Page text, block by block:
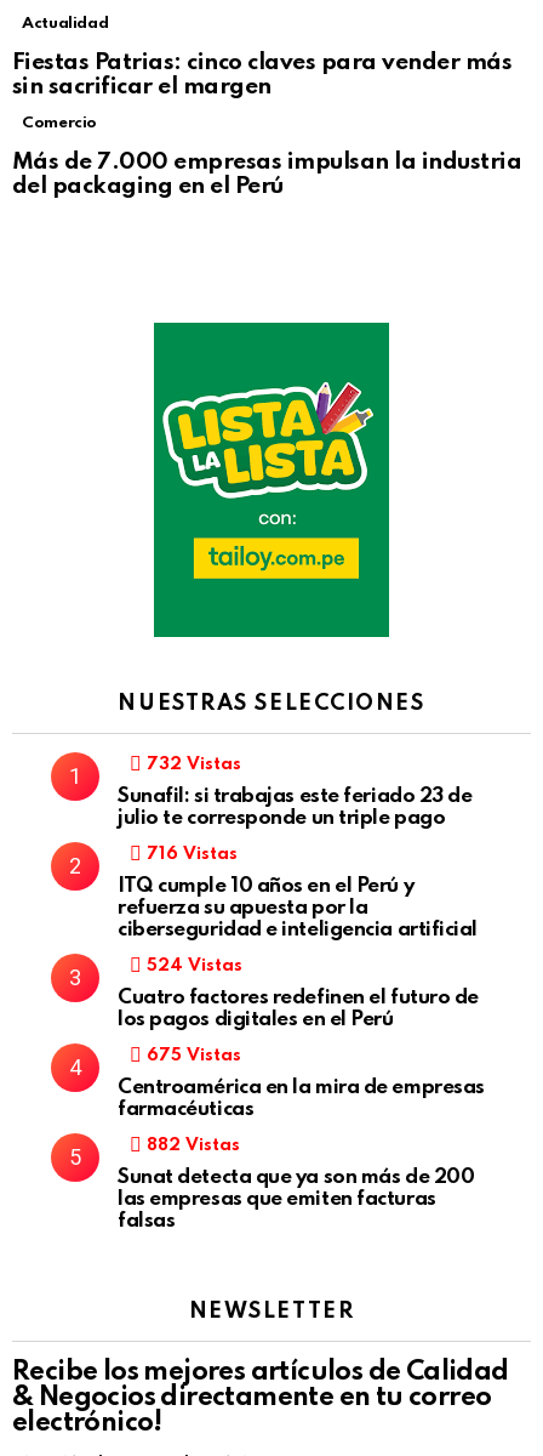
Actualidad
Fiestas Patrias: cinco claves para vender más
sin sacrificar el margen
Comercio
Más de 7.000 empresas impulsan la industria
del packaging en el Perú
NUESTRAS SELECCIONES
732 Vistas
Sunafil: si trabajas este feriado 23 de
julio te corresponde un triple pago
716 Vistas
ITQ cumple 10 años en el Perú y
refuerza su apuesta por la
ciberseguridad e inteligencia artificial
524 Vistas
Cuatro factores redefinen el futuro de
los pagos digitales en el Perú
675 Vistas
Centroamérica en la mira de empresas
farmacéuticas
882 Vistas
Sunat detecta que ya son más de 200
las empresas que emiten facturas
falsas
NEWSLETTER
Recibe los mejores artículos de Calidad
& Negocios directamente en tu correo
electrónico!